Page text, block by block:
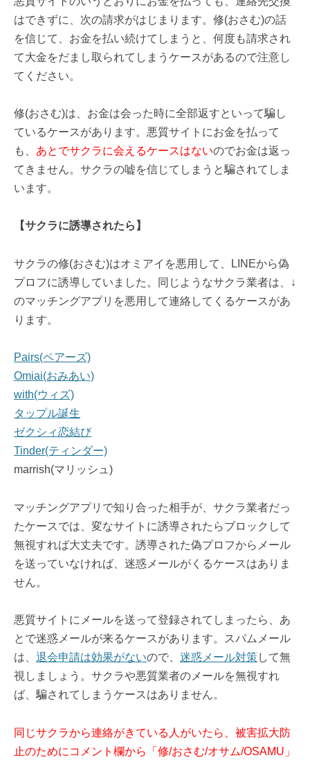
はできずに、次の請求がはじまります。修(おさむ)の話
を信じて、お金を払い続けてしまうと、何度も請求され
て大金をだまし取られてしまうケースがあるので注意し
てください。
修(おさむ)は、お金は会った時に全部返すといって騙し
ているケースがあります。悪質サイトにお金を払って
も、 あとでサクラに会えるケースはないのでお金は返っ
てきません。サクラの嘘を信じてしまうと騙されてしま
います。
【サクラに誘導されたら】
サクラの修(おさむ)はオミアイを悪用して、LINEから偽
プロフに誘導していました。同じようなサクラ業者は、↓
のマッチングアプリを悪用して連絡してくるケースがあ
ります。
Pairs(ペアーズ)
Omiai(おみあい)
with(ウィズ)
タップル誕生
ゼクシィ恋結び
Tinder(ティンダー)
marrish(マリッシュ)
マッチングアプリで知り合った相手が、サクラ業者だっ
たケースでは、変なサイトに誘導されたらブロックして
無視すれば大丈夫です。誘導された偽プロフからメール
を送っていなければ、迷惑メールがくるケースはありま
せん。
悪質サイトにメールを送って登録されてしまったら、あ
とで迷惑メールが来るケースがあります。スパムメール
は、 退会申請は効果がないので、 迷惑メール対策して無
視しましょう。サクラや悪質業者のメールを無視すれ
ば、騙されてしまうケースはありません。
同じサクラから連絡がきている人がいたら、被害拡大防
止のためにコメント欄から「修/おさむ/オサム/OSAMU」